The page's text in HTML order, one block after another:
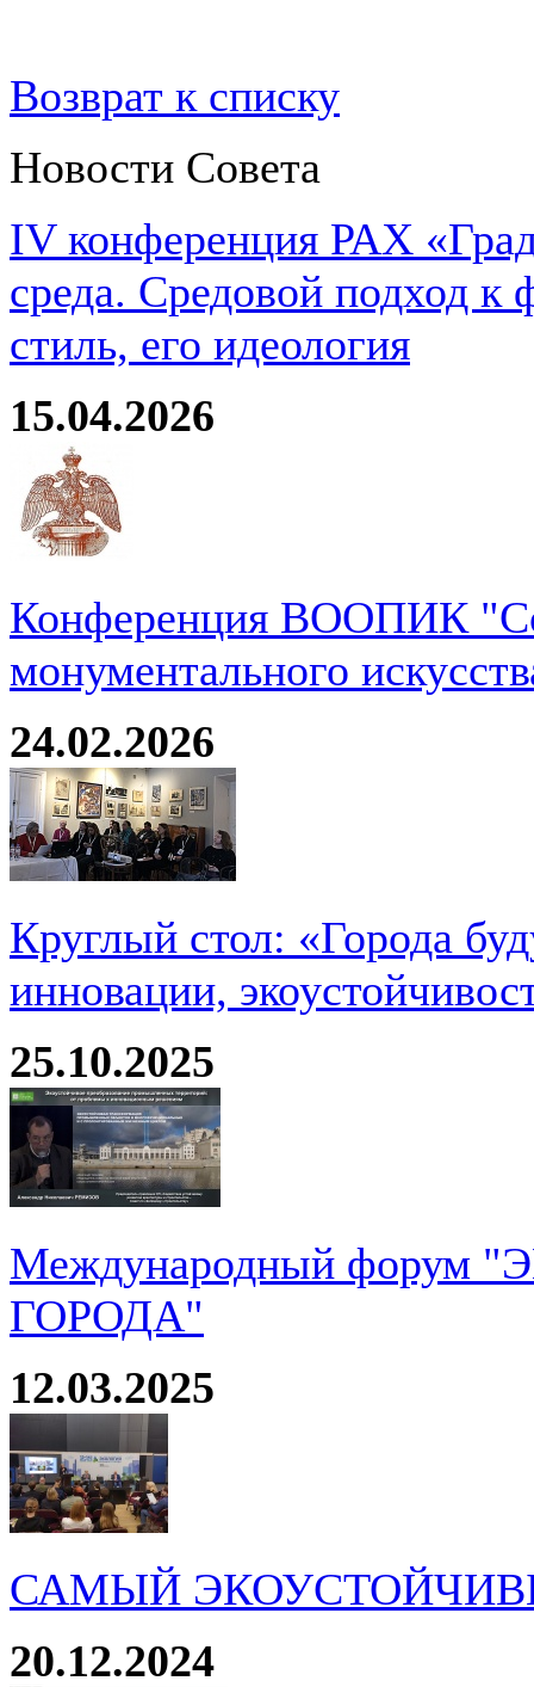
Возврат к списку
Новости Совета
IV конференция РАХ
среда. Средовой подход
стиль, его идеология
15.04.2026
Конференция ВООПИК
монументального
24.02.2026
Круглый стол: «Города
инновации,
25.10.2025
Международный
ГОРОДА"
12.03.2025
САМЫЙ
20.12.2024